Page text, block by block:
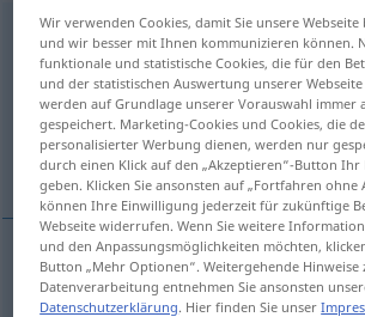
abjurer [abʒyʀe]v/t
Übersicht aller Übersetzungen
(Für mehr Details die Übersetzung
abschwören
abschwören (+DAT) abjurer
Wir verwenden Cookies, damit Sie unsere
und wir besser mit Ihnen kommunizieren können.
funktionale und statistische Cookies, die für den
und der statistischen Auswertung unserer
werden auf Grundlage unserer Vorauswahl immer
gespeichert. Marketing-Cookies und Cookies, die
personalisierter Werbung dienen, werden nur
durch einen Klick auf den „Akzeptieren“-Button Ihr
geben. Klicken Sie ansonsten auf „Fortfahren ohne
können Ihre Einwilligung jederzeit für zukünftige
Webseite widerrufen. Wenn Sie weitere
und den Anpassungsmöglichkeiten möchten,
Button „Mehr Optionen“. Weitergehende Hinweise
Datenverarbeitung entnehmen Sie ansonsten
Datenschutzerklärung. Hier finden Sie unser